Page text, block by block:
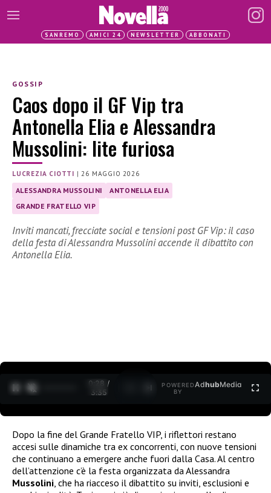
SANREMO AMICI 24 NEWSLETTER ABBONATI
GOSSIP
Caos dopo il GF Vip tra
Antonella Elia e Alessandra
Mussolini: lite furiosa
LUCREZIA CIOTTI |26 MAGGIO 2026
ALESSANDRA MUSSOLINI
ANTONELLA ELIA
GRANDE FRATELLO VIP
Inviti mancati, frecciate social e tensioni post GF Vip: il caso
della festa di Alessandra Mussolini accende il dibattito con
Antonella Elia.
0:29 /
3:35
POWERED
BY
AdhubMedia
Dopo la fine del Grande Fratello VIP, i riflettori restano
accesi sulle dinamiche tra ex concorrenti, con nuove tensioni
che continuano a emergere anche fuori dalla Casa. Al centro
dell’attenzione c’è la festa organizzata da Alessandra
Mussolini , che ha riacceso il dibattito su inviti, esclusioni e